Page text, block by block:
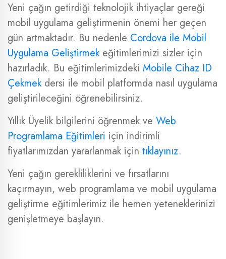
Yeni çağın getirdiği teknolojik ihtiyaçlar gereği
mobil uygulama geliştirmenin önemi her geçen
gün artmaktadır. Bu nedenle Cordova ile Mobil
Uygulama Geliştirmekeğitimlerimizi sizler için
hazırladık. Bu eğitimlerimizdeki Mobile Cihaz ID
Çekmekdersi ile mobil platformda nasıl uygulama
geliştirileceğini öğrenebilirsiniz.
Yıllık Üyelik bilgilerini öğrenmek ve Web
Programlama Eğitimleri için indirimli
fiyatlarımızdan yararlanmak için tıklayınız.
Yeni çağın gerekliliklerini ve fırsatlarını
kaçırmayın, web programlama ve mobil uygulama
geliştirme eğitimlerimiz ile hemen yeteneklerinizi
genişletmeye başlayın.